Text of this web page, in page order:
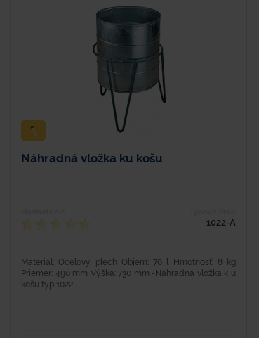
Náhradná vložka ku košu
1022-A
Materiál: Oceľový plech Objem: 70 l Hmotnosť: 8 kg
Priemer: 490 mm Výška: 730 mm -Náhradná vložka k u
košu typ 1022